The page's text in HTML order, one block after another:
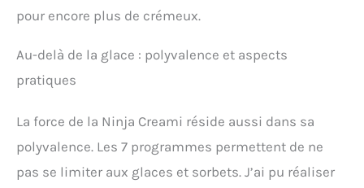
pour encore plus de crémeux.
Au-delà de la glace : polyvalence et aspects
pratiques
La force de la Ninja Creami réside aussi dans sa
polyvalence. Les 7 programmes permettent de ne
pas se limiter aux glaces et sorbets. J’ai pu réaliser